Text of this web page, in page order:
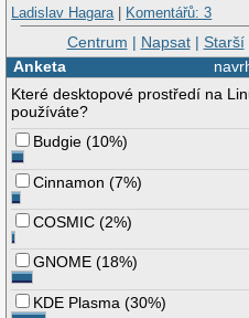
Ladislav Hagara| Komentářů: 3
Centrum | Napsat| Starší
Anketa
Které desktopové prostředí na
používáte?
Budgie (10%)
Cinnamon (7%)
COSMIC (2%)
GNOME (18%)
KDE Plasma (30%)